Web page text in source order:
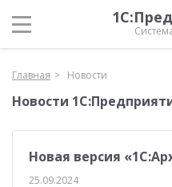
Главная Новости
Новости
Новая версия
25.09.2024